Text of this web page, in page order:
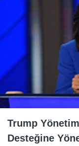
Trump
Desteğine